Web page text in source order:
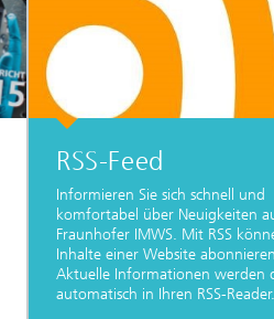
RSS-Feed
Informieren Sie sich schnell und
komfortabel über Neuigkeiten
Fraunhofer IMWS. Mit RSS
Inhalte einer Website
Aktuelle Informationen werden
automatisch in Ihren RSS-